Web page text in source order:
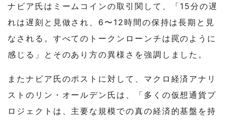
ナビア氏はミームコインの取引関して、「15分の遅
れは遅刻と見做され、6〜12時間の保持は長期と見
なされる。すべてのトークンローンチは罠のように
感じる」とそのあり方の異様さを強調しました。
またナビア氏のポストに対して、マクロ経済アナリ
ストのリン・オールデン氏は、「多くの仮想通貨プ
ロジェクトは、主要な規模での真の経済的基盤を持